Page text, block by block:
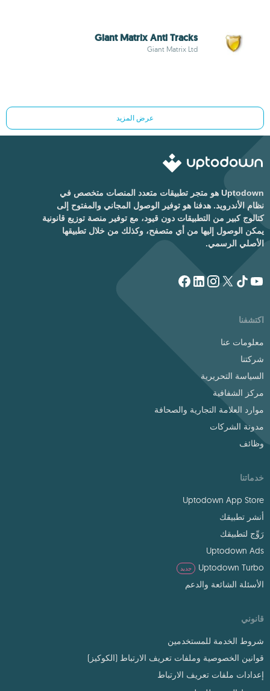
Giant Matrix Anti Tracks
Giant Matrix Ltd
عرض المزيد
Uptodown هو متجر تطبيقات متعدد المنصات متخصص في
نظام الأندرويد. هدفنا هو توفير الوصول المجاني والمفتوح إلى
كتالوج كبير من التطبيقات دون قيود، مع توفير منصة توزيع قانونية
يمكن الوصول إليها من أي متصفح، وكذلك من خلال تطبيقها
الأصلي الرسمي.
اكتشفنا
معلومات عنا
شركتنا
السياسة التحريرية
مركز الشفافية
موارد العلامة التجارية والصحافة
مدونة الشركات
وظائف
خدماتنا
Uptodown App Store
أنشر تطبيقك
رَوِّج لتطبيقك
Uptodown Ads
Uptodown Turbo
جديد
الأسئلة الشائعة والدعم
قانوني
شروط الخدمة للمستخدمين
قوانين الخصوصية وملفات تعريف الارتباط (الكوكيز)
إعدادات ملفات تعريف الارتباط